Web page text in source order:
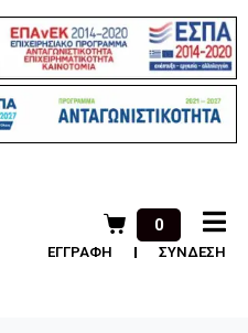
0
ΕΓΓΡΑΦΗ ΣΥΝΔΕΣΗ